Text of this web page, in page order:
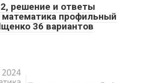
решение и ответы
профильный
36 вариантов